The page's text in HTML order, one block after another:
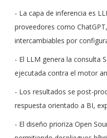
- La capa de inferencia es
proveedores como
intercambiables por
- El LLM genera la consulta
ejecutada contra el motor
- Los resultados se post-
respuesta orientado a BI,
- El diseño prioriza Open